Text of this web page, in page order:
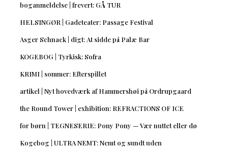
boganmeldelse | frevert: GÅ TUR
HELSINGØR | Gadeteater: Passage Festival
Asger Schnack | digt: At sidde på Palæ Bar
KOGEBOG | Tyrkisk: Sofra
KRIMI | sommer: Efterspillet
artikel | Nyt hovedværk af Hammershøi på Ordrupgaard
the Round Tower | exhibition: REFRACTIONS OF ICE
for børn | TEGNESERIE: Pony Pony — Vær nuttet eller dø
Kogebog | ULTRA NEMT: Nemt og sundt uden